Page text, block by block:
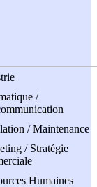
/
/ Maintenance
/ Stratégie
Humaines